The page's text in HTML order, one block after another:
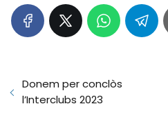
Donem per conclòs
l’Interclubs 2023